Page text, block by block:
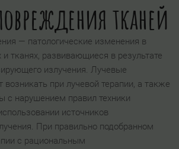
тканей
— патологические изменения в
и тканях, развивающиеся в результате
излучения. Лучевые
возникать при лучевой терапии, а также
с нарушением правил техники
источников
При правильно подобранном
с рациональным